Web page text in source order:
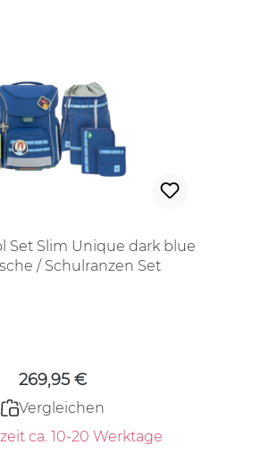
Set Slim Unique dark blue
/ Schulranzen Set
269,95 €
Vergleichen
ca. 10-20 Werktage